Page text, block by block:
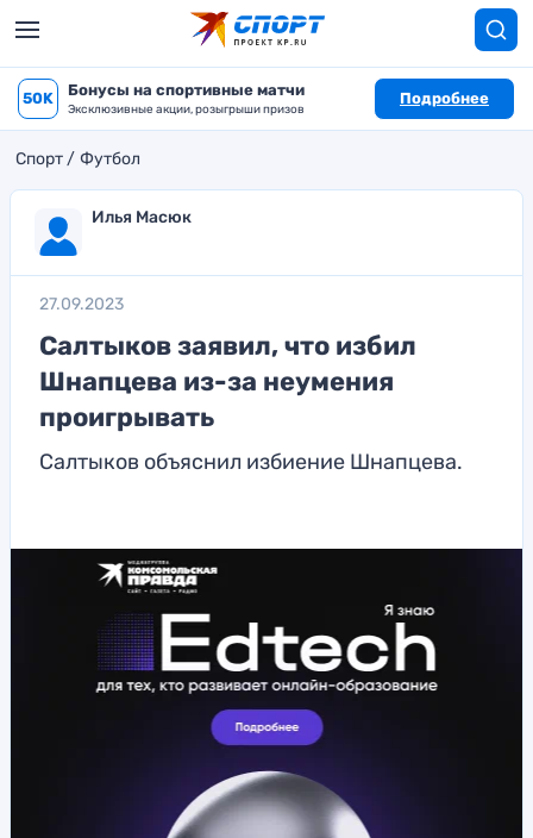
50K Бонусы на спортивные матчи
Эксклюзивные акции, розыгрыши призов
Подробнее
Спорт Футбол
Илья Масюк
27.09.2023
Салтыков заявил, что избил
Шнапцева из-за неумения
проигрывать
Салтыков объяснил избиение Шнапцева.